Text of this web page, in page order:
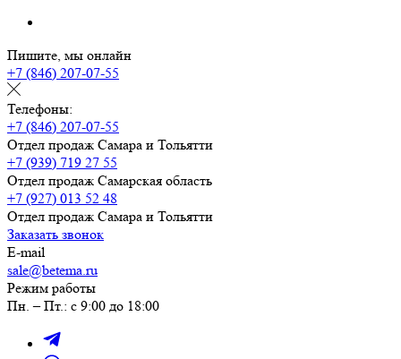
Пишите, мы онлайн
+7 (846) 207-07-55
Телефоны:
+7 (846) 207-07-55
Отдел продаж Самара и Тольятти
+7 (939) 719 27 55
Отдел продаж Самарская область
+7 (927) 013 52 48
Отдел продаж Самара и Тольятти
Заказать звонок
E-mail
sale@betema.ru
Режим работы
Пн. – Пт.: с 9:00 до 18:00